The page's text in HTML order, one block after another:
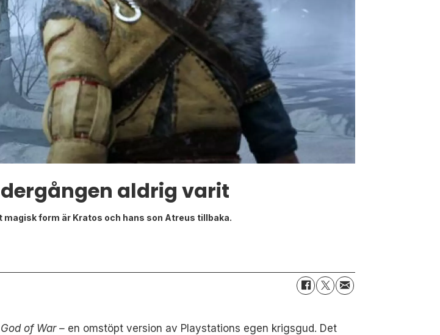
aldrig varit
magisk form är Kratos och hans son Atreus tillbaka.
God of War – en omstöpt version av Playstations egen krigsgud. Det